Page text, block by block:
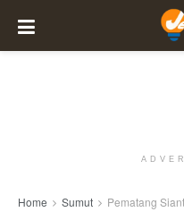
Home Sumut Pematang